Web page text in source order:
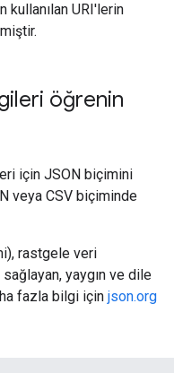
URI'lerin
öğrenin
için JSON biçimini
veya CSV biçiminde
rastgele veri
yaygın ve dile
fazla bilgi için json.org